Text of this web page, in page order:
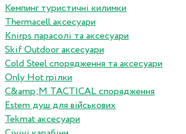
Кемпинг туристичні килимки
Thermacell аксесуари
Knirps парасолі та аксесуари
Skif Outdoor аксесуари
Cold Steel спорядження та аксесуари
Only Hot грілки
C&amp;M TACTICAL спорядження
Estem душ для військових
Tekmat аксесуари